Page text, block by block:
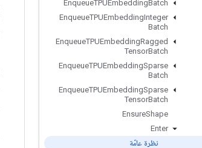
EnqueueTPUEmbeddingBatch
EnqueueTPUEmbeddingInteger
Batch
EnqueueTPUEmbeddingRagged
TensorBatch
EnqueueTPUEmbeddingSparse
Batch
EnqueueTPUEmbeddingSparse
TensorBatch
EnsureShape
Enter
نظرة عامّة